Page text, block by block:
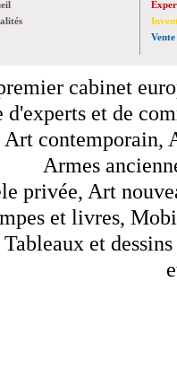
Vente
cabinet
d'experts et de
contemporain,
Armes
privée, Art
et livres,
et